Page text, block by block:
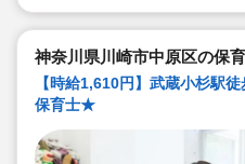
神奈川県川崎市中原区の保
【時給1,610円】武蔵小杉
保育士★